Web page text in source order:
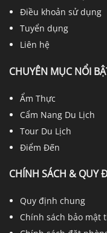
Điều khoản sử dụng
Tuyển dụng
Liên hệ
CHUYÊN MỤC NỔI
Ẩm Thực
Cẩm Nang Du Lịch
Tour Du Lịch
Điểm Đến
CHÍNH SÁCH & QUY
Quy định chung
Chính sách bảo mật